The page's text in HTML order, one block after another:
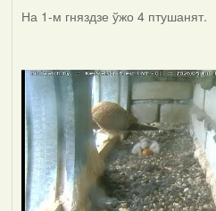
На 1-м гняздзе ўжо 4 птушанят.